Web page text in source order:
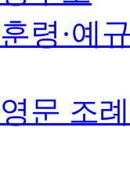
훈령·예
영문 조